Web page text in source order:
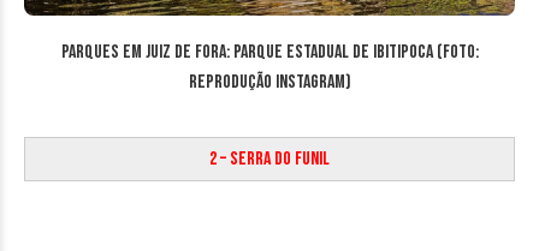
Parques em Juiz de Fora: Parque Estadual de Ibitipoca (Foto:
Reprodução Instagram)
2 – Serra do Funil